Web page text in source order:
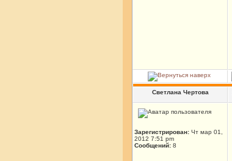
Светлана Чертова
Зарегистрирован: Чт мар 01,
2012 7:51 pm
Сообщений: 8